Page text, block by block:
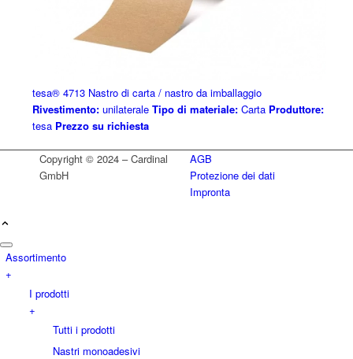
tesa® 4713 Nastro di carta / nastro da imballaggio
Rivestimento:unilaterale Tipo di materiale:Carta Produttore:
tesa Prezzo su richiesta
Copyright © 2024 – Cardinal
GmbH
AGB
Protezione dei dati
Impronta
Assortimento
+
I prodotti
+
Tutti i prodotti
Nastri monoadesivi